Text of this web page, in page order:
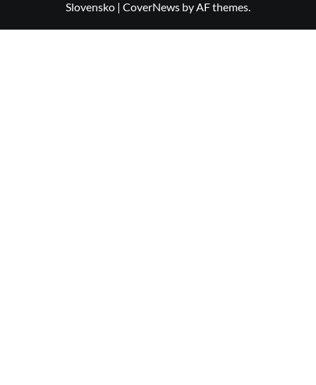
Slovensko | CoverNews by AF themes.